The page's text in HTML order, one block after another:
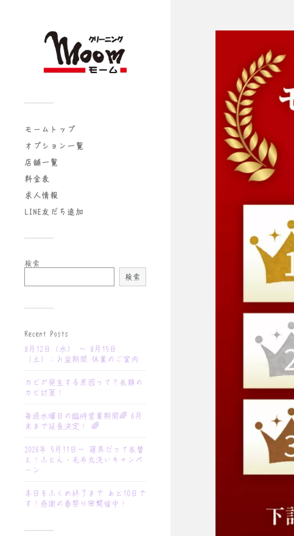
モームトップ
オプション一覧
店舗一覧
料金表
求人情報
LINE友だち追加
検索
検索
Recent Posts
8月12日（水） 〜 8月15日
（土）：お盆期間 休業のご案内
カビが発生する原因って？衣類の
カビ対策！
毎週水曜日の臨時営業期間🌈 6月
末まで延長決定！ 🌈
2026年 5月11日〜 寝具だって衣替
え！ふとん・毛布丸洗いキャンペ
ーン
本日をふくめ終了まで あと10日で
す！感謝の春祭り🌸開催中！